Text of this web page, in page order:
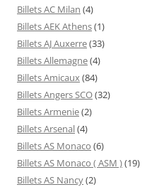
Billets AC Milan (4)
Billets AEK Athens(1)
Billets AJ Auxerre(33)
Billets Allemagne(4)
Billets Amicaux(84)
Billets Angers SCO(32)
Billets Armenie(2)
Billets Arsenal(4)
Billets AS Monaco (6)
Billets AS Monaco ( ASM )(19)
Billets AS Nancy(2)